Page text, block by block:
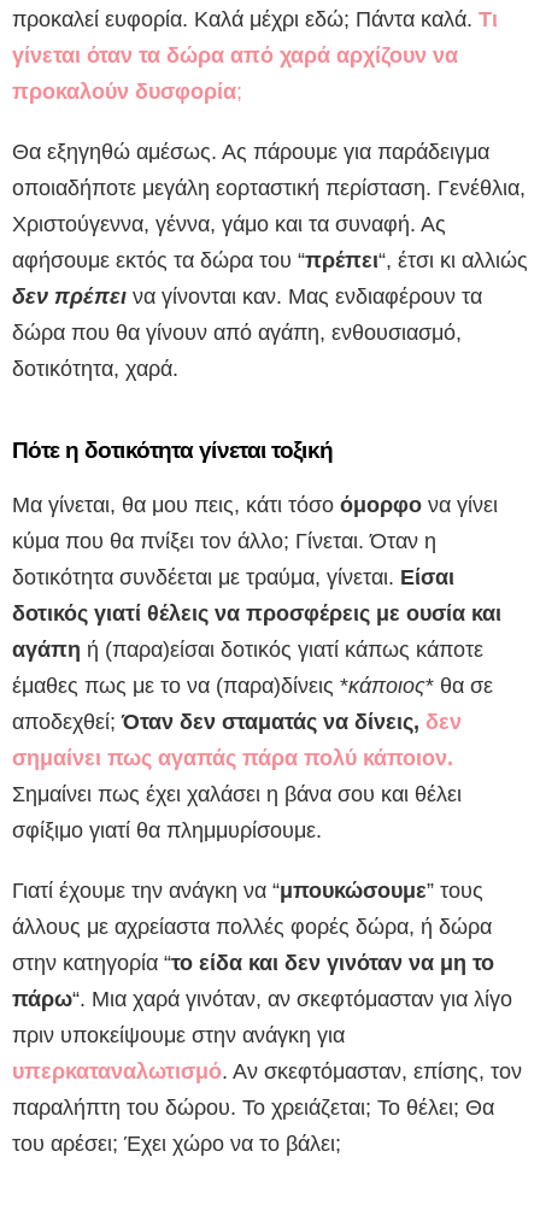
προκαλεί ευφορία. Καλά μέχρι εδώ; Πάντα καλά. Τι
γίνεται όταν τα δώρα από χαρά αρχίζουν να
προκαλούν δυσφορία;
Θα εξηγηθώ αμέσως. Ας πάρουμε για παράδειγμα
οποιαδήποτε μεγάλη εορταστική περίσταση. Γενέθλια,
Χριστούγεννα, γέννα, γάμο και τα συναφή. Ας
αφήσουμε εκτός τα δώρα του “πρέπει“, έτσι κι αλλιώς
δεν πρέπει να γίνονται καν. Μας ενδιαφέρουν τα
δώρα που θα γίνουν από αγάπη, ενθουσιασμό,
δοτικότητα, χαρά.
Πότε η δοτικότητα γίνεται τοξική
Μα γίνεται, θα μου πεις, κάτι τόσο όμορφο να γίνει
κύμα που θα πνίξει τον άλλο; Γίνεται. Όταν η
δοτικότητα συνδέεται με τραύμα, γίνεται. Είσαι
δοτικός γιατί θέλεις να προσφέρεις με ουσία και
αγάπη ή (παρα)είσαι δοτικός γιατί κάπως κάποτε
έμαθες πως με το να (παρα)δίνεις *κάποιος* θα σε
αποδεχθεί;Όταν δεν σταματάς να δίνεις, δεν
σημαίνει πως αγαπάς πάρα πολύ κάποιον.
Σημαίνει πως έχει χαλάσει η βάνα σου και θέλει
σφίξιμο γιατί θα πλημμυρίσουμε.
Γιατί έχουμε την ανάγκη να “μπουκώσουμε” τους
άλλους με αχρείαστα πολλές φορές δώρα, ή δώρα
στην κατηγορία “το είδα και δεν γινόταν να μη το
πάρω“. Μια χαρά γινόταν, αν σκεφτόμασταν για λίγο
πριν υποκείψουμε στην ανάγκη για
υπερκαταναλωτισμό. Αν σκεφτόμασταν, επίσης, τον
παραλήπτη του δώρου. Το χρειάζεται; Το θέλει; Θα
του αρέσει; Έχει χώρο να το βάλει;